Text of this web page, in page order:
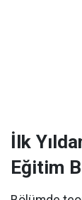
İlk
Eğitim